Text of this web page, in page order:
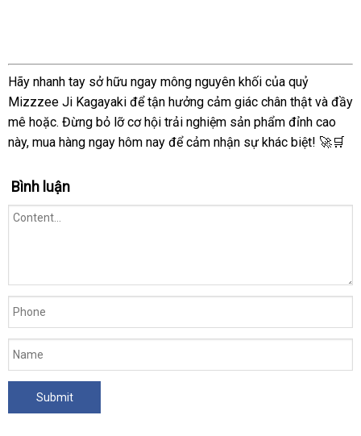
Hãy nhanh tay sở hữu ngay mông nguyên khối của quỷ
Mizzzee Ji Kagayaki để tận hưởng cảm giác chân thật và đầy
mê hoặc. Đừng bỏ lỡ cơ hội trải nghiệm sản phẩm đỉnh cao
này, mua hàng ngay hôm nay để cảm nhận sự khác biệt! 🚀🛒
Bình luận